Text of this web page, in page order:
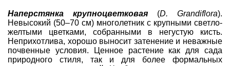
Наперстянка крупноцветковая (D. Grandiflora).
Невысокий (50–70 см) многолетник с крупными светло-
желтыми цветками, собранными в негустую кисть.
Неприхотлива, хорошо выносит затенение и неважные
почвенные условия. Ценное растение как для сада
природного стиля, так и для более формальных